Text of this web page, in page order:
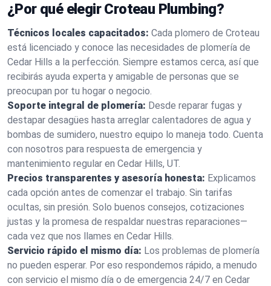
¿Por qué elegir Croteau Plumbing?
Técnicos locales capacitados: Cada plomero de Croteau
está licenciado y conoce las necesidades de plomería de
Cedar Hills a la perfección. Siempre estamos cerca, así que
recibirás ayuda experta y amigable de personas que se
preocupan por tu hogar o negocio.
Soporte integral de plomería: Desde reparar fugas y
destapar desagües hasta arreglar calentadores de agua y
bombas de sumidero, nuestro equipo lo maneja todo. Cuenta
con nosotros para respuesta de emergencia y
mantenimiento regular en Cedar Hills, UT.
Precios transparentes y asesoría honesta: Explicamos
cada opción antes de comenzar el trabajo. Sin tarifas
ocultas, sin presión. Solo buenos consejos, cotizaciones
justas y la promesa de respaldar nuestras reparaciones—
cada vez que nos llames en Cedar Hills.
Servicio rápido el mismo día: Los problemas de plomería
no pueden esperar. Por eso respondemos rápido, a menudo
con servicio el mismo día o de emergencia 24/7 en Cedar